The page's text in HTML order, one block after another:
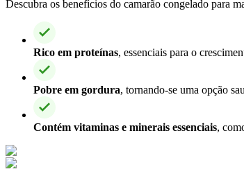
Descubra os benefícios do camarão congelado para
Rico em proteínas, essenciais para o
Pobre em gordura, tornando-se uma opção
Contém vitaminas e minerais essenciais,